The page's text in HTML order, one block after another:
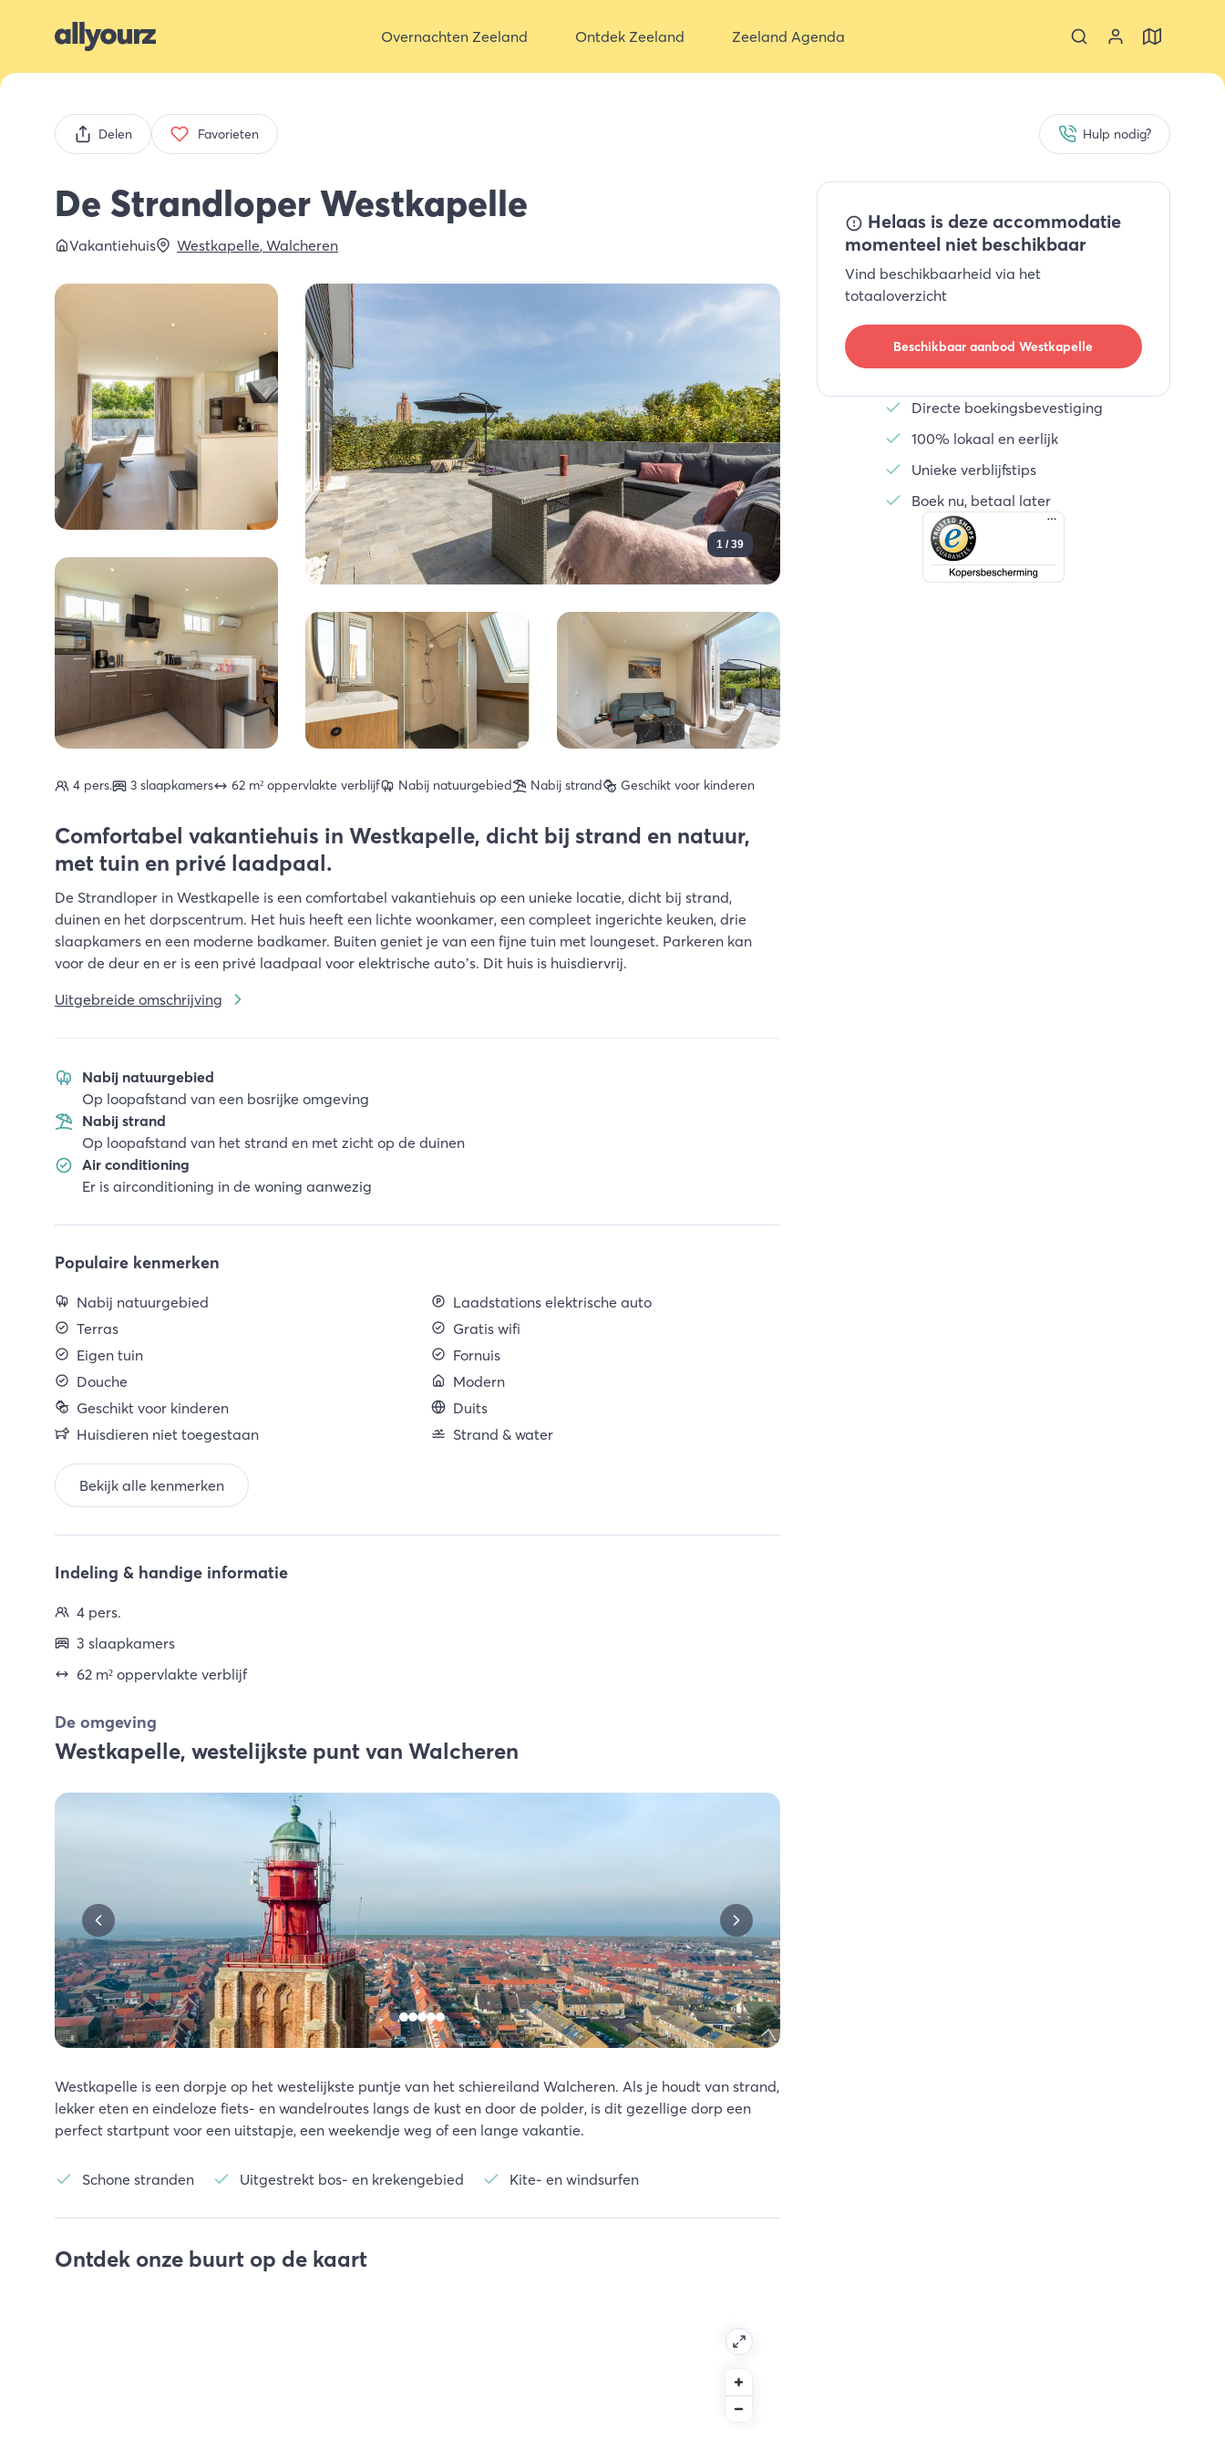
Overnachten Zeeland Ontdek Zeeland Zeeland Agenda
Delen Favorieten Hulp nodig?
De Strandloper Westkapelle
Vakantiehuis Westkapelle, Walcheren
1 / 39
4 pers. 3 slaapkamers 62 m² oppervlakte verblijf Nabij natuurgebied Nabij strand Geschikt voor kinderen
Comfortabel vakantiehuis in Westkapelle, dicht bij strand en natuur,
met tuin en privé laadpaal.
De Strandloper in Westkapelle is een comfortabel vakantiehuis op een unieke locatie, dicht bij strand,
duinen en het dorpscentrum. Het huis heeft een lichte woonkamer, een compleet ingerichte keuken, drie
slaapkamers en een moderne badkamer. Buiten geniet je van een fijne tuin met loungeset. Parkeren kan
voor de deur en er is een privé laadpaal voor elektrische auto’s. Dit huis is huisdiervrij.
Uitgebreide omschrijving
Nabij natuurgebied
Op loopafstand van een bosrijke omgeving
Nabij strand
Op loopafstand van het strand en met zicht op de duinen
Air conditioning
Er is airconditioning in de woning aanwezig
Populaire kenmerken
Nabij natuurgebied
Terras
Eigen tuin
Douche
Geschikt voor kinderen
Huisdieren niet toegestaan
Laadstations elektrische auto
Gratis wifi
Fornuis
Modern
Duits
Strand & water
Bekijk alle kenmerken
Indeling & handige informatie
4 pers.
3 slaapkamers
62 m² oppervlakte verblijf
De omgeving
Westkapelle, westelijkste punt van Walcheren
Westkapelle is een dorpje op het westelijkste puntje van het schiereiland Walcheren. Als je houdt van strand,
lekker eten en eindeloze fiets- en wandelroutes langs de kust en door de polder, is dit gezellige dorp een
perfect startpunt voor een uitstapje, een weekendje weg of een lange vakantie.
Schone stranden Uitgestrekt bos- en krekengebied Kite- en windsurfen
Ontdek onze buurt op de kaart
Helaas is deze accommodatie
momenteel niet beschikbaar
Vind beschikbaarheid via het
totaaloverzicht
Beschikbaar aanbod Westkapelle
Directe boekingsbevestiging
100% lokaal en eerlijk
Unieke verblijfstips
Boek nu, betaal later